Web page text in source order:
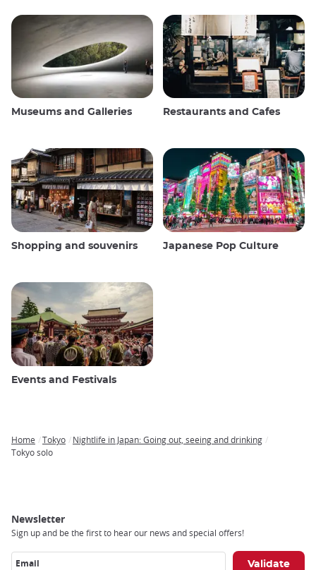
Museums and Galleries Restaurants and Cafes
Shopping and souvenirs Japanese Pop Culture
Events and Festivals
Breadcrumb
Home Tokyo
Nightlife in Japan: Going out, seeing and drinking
Tokyo solo
Newsletter
Sign up and be the first to hear our news and special offers!
Email